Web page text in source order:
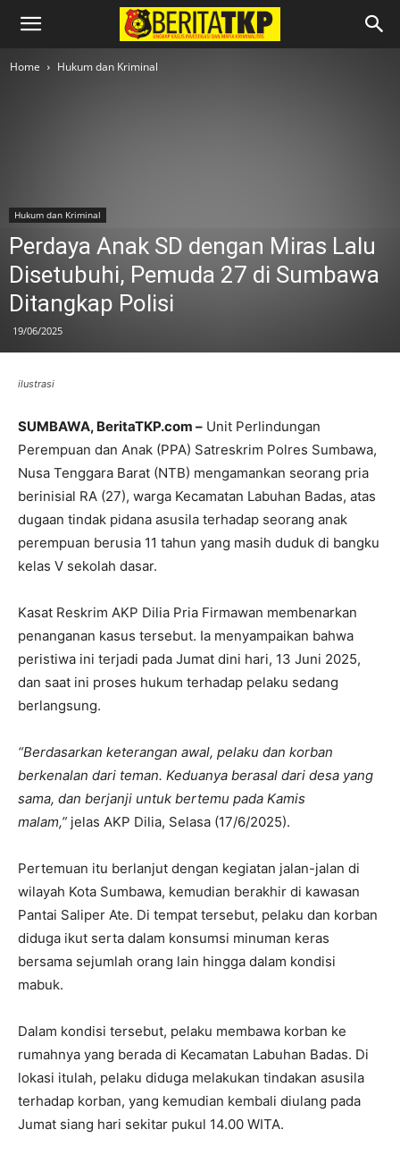
Home Hukum dan Kriminal
Hukum dan Kriminal
Perdaya Anak SD dengan Miras Lalu
Disetubuhi, Pemuda 27 di Sumbawa
Ditangkap Polisi
19/06/2025
ilustrasi
SUMBAWA, BeritaTKP.com – Unit Perlindungan
Perempuan dan Anak (PPA) Satreskrim Polres Sumbawa,
Nusa Tenggara Barat (NTB) mengamankan seorang pria
berinisial RA (27), warga Kecamatan Labuhan Badas, atas
dugaan tindak pidana asusila terhadap seorang anak
perempuan berusia 11 tahun yang masih duduk di bangku
kelas V sekolah dasar.
Kasat Reskrim AKP Dilia Pria Firmawan membenarkan
penanganan kasus tersebut. Ia menyampaikan bahwa
peristiwa ini terjadi pada Jumat dini hari, 13 Juni 2025,
dan saat ini proses hukum terhadap pelaku sedang
berlangsung.
“Berdasarkan keterangan awal, pelaku dan korban
berkenalan dari teman. Keduanya berasal dari desa yang
sama, dan berjanji untuk bertemu pada Kamis
malam,” jelas AKP Dilia, Selasa (17/6/2025).
Pertemuan itu berlanjut dengan kegiatan jalan-jalan di
wilayah Kota Sumbawa, kemudian berakhir di kawasan
Pantai Saliper Ate. Di tempat tersebut, pelaku dan korban
diduga ikut serta dalam konsumsi minuman keras
bersama sejumlah orang lain hingga dalam kondisi
mabuk.
Dalam kondisi tersebut, pelaku membawa korban ke
rumahnya yang berada di Kecamatan Labuhan Badas. Di
lokasi itulah, pelaku diduga melakukan tindakan asusila
terhadap korban, yang kemudian kembali diulang pada
Jumat siang hari sekitar pukul 14.00 WITA.